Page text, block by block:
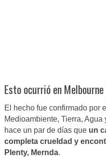
Esto ocurrió en
El hecho fue confirmado por
Medioambiente, Tierra,
hace un par de días que un
completa crueldad y
Plenty, Mernda.